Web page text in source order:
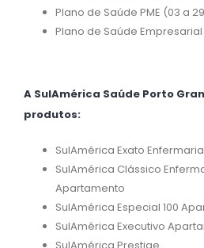
Plano de Saúde PME (03 a
Plano de Saúde
A SulAmérica Saúde Porto
produtos:
SulAmérica Exato
SulAmérica Clássico
Apartamento
SulAmérica Especial 100
SulAmérica Executivo